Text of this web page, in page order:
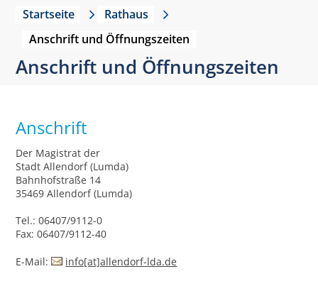
Startseite
Rathaus
Anschrift und Öffnungszeiten
Anschrift und Öffnungszeiten
Anschrift
Der Magistrat der
Stadt Allendorf (Lumda)
Bahnhofstraße 14
35469 Allendorf (Lumda)
Tel.: 06407/9112-0
Fax: 06407/9112-40
E-Mail: info[at]allendorf-lda.de